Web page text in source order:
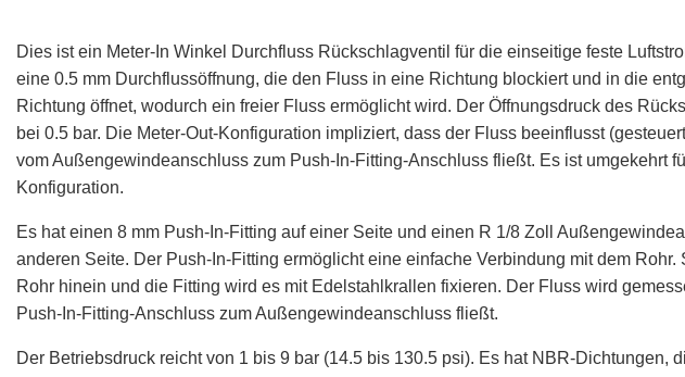
Dies ist ein Meter-In Winkel Durchfluss Rückschlagventil für die einseitige feste
eine 0.5 mm Durchflussöffnung, die den Fluss in eine Richtung blockiert und in die
Richtung öffnet, wodurch ein freier Fluss ermöglicht wird. Der Öffnungsdruck des
bei 0.5 bar. Die Meter-Out-Konfiguration impliziert, dass der Fluss beeinflusst
vom Außengewindeanschluss zum Push-In-Fitting-Anschluss fließt. Es ist umgekehrt
Konfiguration.
Es hat einen 8 mm Push-In-Fitting auf einer Seite und einen R 1/8 Zoll
anderen Seite. Der Push-In-Fitting ermöglicht eine einfache Verbindung mit dem Rohr.
Rohr hinein und die Fitting wird es mit Edelstahlkrallen fixieren. Der Fluss wird
Push-In-Fitting-Anschluss zum Außengewindeanschluss fließt.
Der Betriebsdruck reicht von 1 bis 9 bar (14.5 bis 130.5 psi). Es hat NBR-Dichtungen,